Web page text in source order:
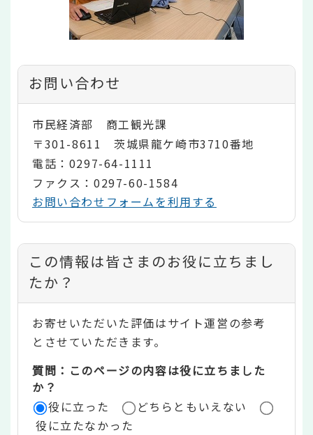
お問い合わせ
市民経済部 商工観光課
〒301-8611 茨城県龍ケ崎市3710番地
電話：0297-64-1111
ファクス：0297-60-1584
お問い合わせフォームを利用する
コ
ン
テ
ン
ツ
評
価
この情報は皆さまのお役に立ちまし
たか？
お寄せいただいた評価はサイト運営の参考
とさせていただきます。
質問：このページの内容は役に立ちました
か？
役に立った
どちらともいえない
役に立たなかった